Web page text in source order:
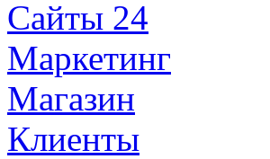
Сайты 24
Маркетинг
Магазин
Клиенты